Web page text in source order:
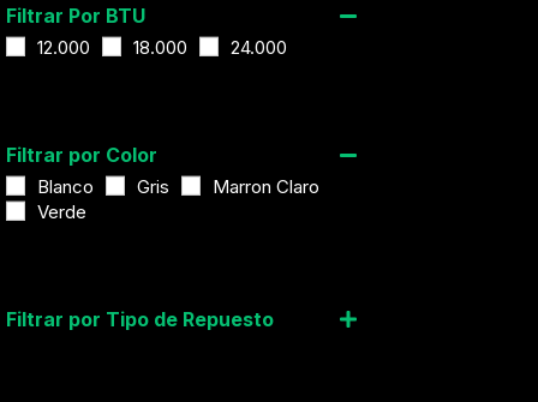
Filtrar Por BTU
12.000 18.000 24.000
Filtrar por Color
Blanco Gris
Marron Claro
Verde
Filtrar por Tipo de Repuesto